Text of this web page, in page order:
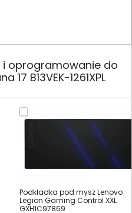
i oprogramowanie do
17 B13VEK-1261XPL
Podkładka pod mysz Lenovo
Legion Gaming Control XXL
GXH1C97869